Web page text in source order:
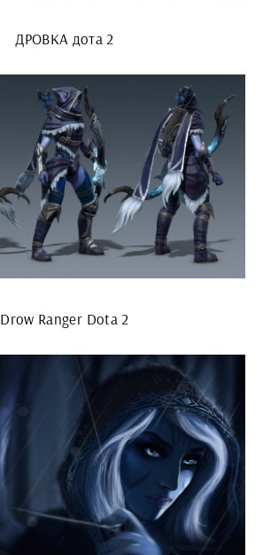
ДРОВКА дота 2
Drow Ranger Dota 2